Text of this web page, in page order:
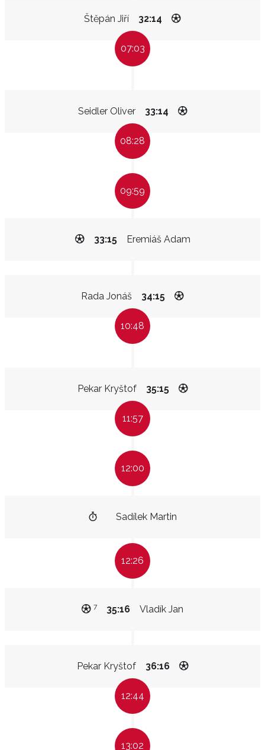
Štěpán Jiří 32:14
07:03
Seidler Oliver 33:14
08:28
09:59
Eremiáš Adam
33:15
Rada Jonáš 34:15
10:48
Pekar Kryštof 35:15
11:57
12:00
Sadílek Martin
12:26
Vladík Jan
35:16
7
Pekar Kryštof 36:16
12:44
13:02